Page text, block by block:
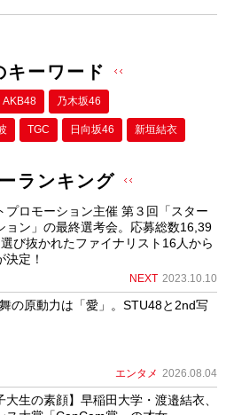
キーワード
AKB48 乃木坂46
TGC 日向坂46 新垣結衣
ランキング
プロモーション主催 第３回「スター
ン」の最終選考会。応募総数16,39
び抜かれたファイナリスト16人から
決定！
NEXT 2023.10.10
の原動力は「愛」。STU48と2nd写
エンタメ 2026.08.04
大生の素顔】早稲田大学・渡邉結衣、